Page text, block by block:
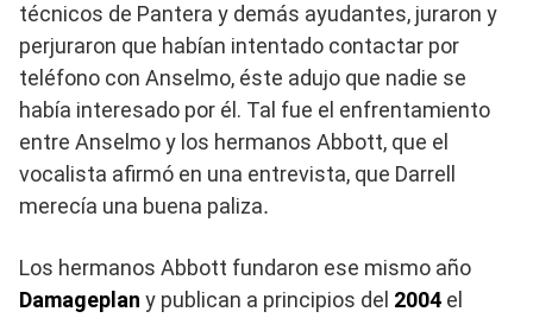
técnicos de Pantera y demás ayudantes, juraron y
perjuraron que habían intentado contactar por
teléfono con Anselmo, éste adujo que nadie se
había interesado por él. Tal fue el enfrentamiento
entre Anselmo y los hermanos Abbott, que el
vocalista afirmó en una entrevista, que Darrell
merecía una buena paliza.
Los hermanos Abbott fundaron ese mismo año
Damageplan y publican a principios del 2004 el